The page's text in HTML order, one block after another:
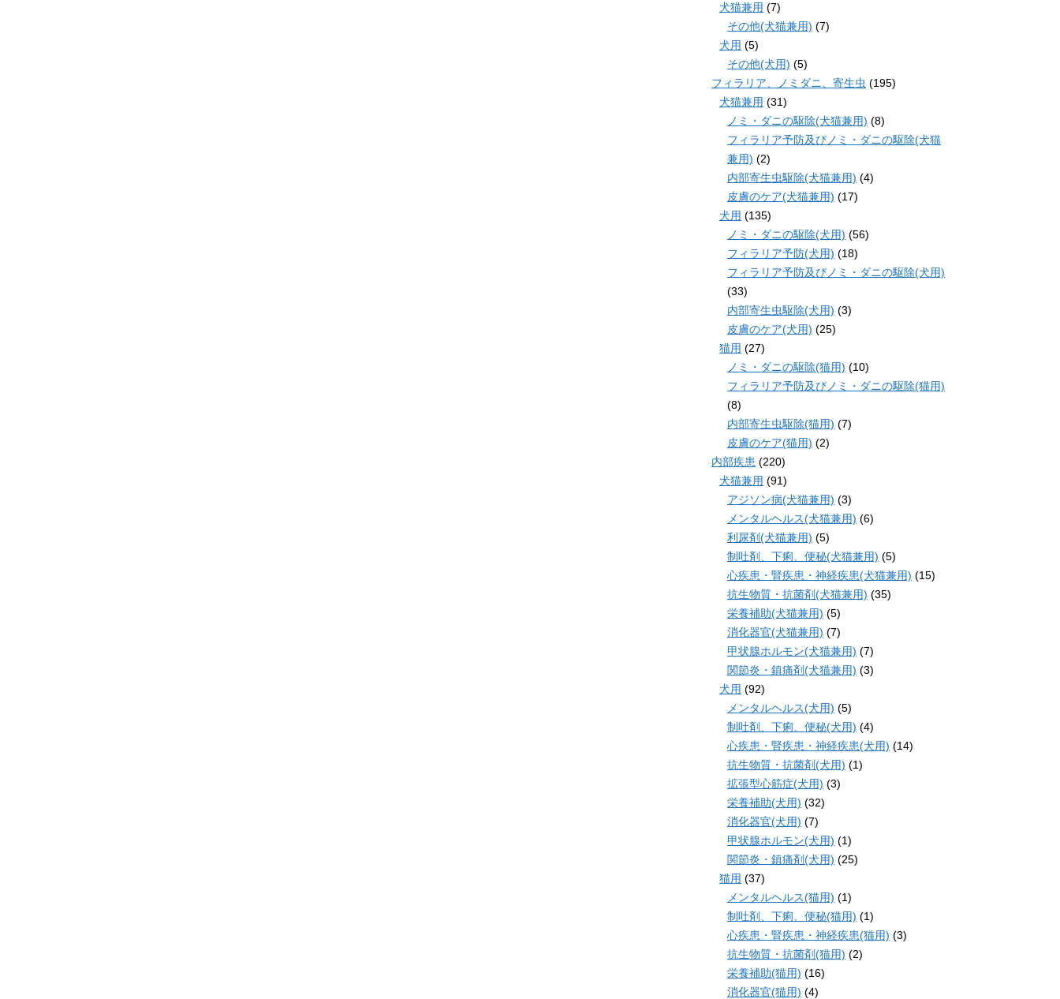
犬猫兼用 (7)
その他(犬猫兼用) (7)
犬用 (5)
その他(犬用) (5)
フィラリア、ノミダニ、寄生虫 (195)
犬猫兼用 (31)
ノミ・ダニの駆除(犬猫兼用) (8)
フィラリア予防及びノミ・ダニの駆除(犬猫
兼用) (2)
内部寄生虫駆除(犬猫兼用) (4)
皮膚のケア(犬猫兼用) (17)
犬用 (135)
ノミ・ダニの駆除(犬用) (56)
フィラリア予防(犬用) (18)
フィラリア予防及びノミ・ダニの駆除(犬用)
(33)
内部寄生虫駆除(犬用) (3)
皮膚のケア(犬用) (25)
猫用 (27)
ノミ・ダニの駆除(猫用) (10)
フィラリア予防及びノミ・ダニの駆除(猫用)
(8)
内部寄生虫駆除(猫用) (7)
皮膚のケア(猫用) (2)
内部疾患 (220)
犬猫兼用 (91)
アジソン病(犬猫兼用) (3)
メンタルヘルス(犬猫兼用) (6)
利尿剤(犬猫兼用) (5)
制吐剤、下痢、便秘(犬猫兼用) (5)
心疾患・腎疾患・神経疾患(犬猫兼用) (15)
抗生物質・抗菌剤(犬猫兼用) (35)
栄養補助(犬猫兼用) (5)
消化器官(犬猫兼用) (7)
甲状腺ホルモン(犬猫兼用) (7)
関節炎・鎮痛剤(犬猫兼用) (3)
犬用 (92)
メンタルヘルス(犬用) (5)
制吐剤、下痢、便秘(犬用) (4)
心疾患・腎疾患・神経疾患(犬用) (14)
抗生物質・抗菌剤(犬用) (1)
拡張型心筋症(犬用) (3)
栄養補助(犬用) (32)
消化器官(犬用) (7)
甲状腺ホルモン(犬用) (1)
関節炎・鎮痛剤(犬用) (25)
猫用 (37)
メンタルヘルス(猫用) (1)
制吐剤、下痢、便秘(猫用) (1)
心疾患・腎疾患・神経疾患(猫用) (3)
抗生物質・抗菌剤(猫用) (2)
栄養補助(猫用) (16)
消化器官(猫用) (4)